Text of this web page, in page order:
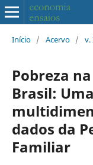
Início / Acervo / v.
Pobreza
Brasil:
dados da
Familiar